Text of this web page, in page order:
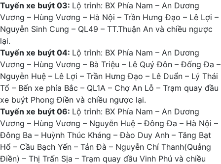
Tuyến xe buýt 03: Lộ trình: BX Phía Nam – An Dương
Vương – Hùng Vương – Hà Nội – Trần Hưng Đạo – Lê Lợi –
Nguyễn Sinh Cung – QL49 – TT.Thuận An và chiều ngược
lại.
Tuyến xe buýt 04: Lộ trình: BX Phía Nam – An Dương
Vương – Hùng Vương – Bà Triệu – Lê Quý Đôn – Đống Đa –
Nguyễn Huệ – Lê Lợi – Trần Hưng Đạo – Lê Duẩn – Lý Thái
Tổ – Bến xe phía Bắc – QL1A – Chợ An Lỗ – Trạm quay đầu
xe buýt Phong Điền và chiều ngược lại.
Tuyến xe buýt 06: Lộ trình: BX Phía Nam – An Dương
Vương – Hùng Vương – Nguyễn Huệ – Đông Đa – Hà Nội –
Đông Ba – Huỳnh Thúc Kháng – Đào Duy Anh – Tăng Bạt
Hổ – Cầu Bạch Yến – Tản Đà – Nguyễn Chí Thanh(Quảng
Điền) – Thị Trấn Sịa – Trạm quay đầu Vinh Phú và chiều